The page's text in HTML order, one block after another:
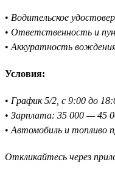
• Водительское
• Ответственность и
• Аккуратность
Условия:
• График 5/2, с 9:00 до
• Зарплата: 35 000 — 45
• Автомобиль и топливо
Откликайтесь через